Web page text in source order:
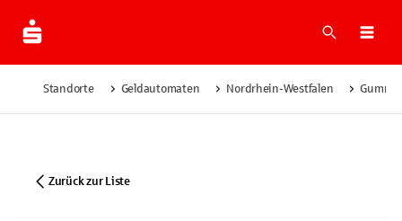
Suche
Standorte Geldautomaten Nordrhein-Westfalen
Zurück zur Liste